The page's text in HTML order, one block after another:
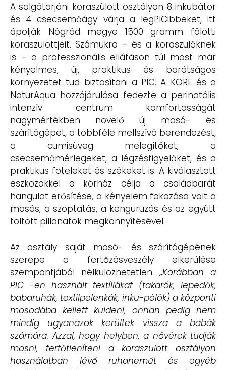
A salgótarjáni koraszülött osztályon 8 inkubátor
és 4 csecsemőágy várja a legPICibbeket, itt
ápolják Nógrád megye 1500 gramm fölötti
koraszülöttjeit. Számukra – és a koraszülőknek
is – a professzionális ellátáson túl most már
kényelmes, új, praktikus és barátságos
környezetet tud biztosítani a PIC. A KORE és a
NaturAqua hozzájárulása fedezte a perinatális
intenzív centrum komfortosságát
nagymértékben növelő új mosó- és
szárítógépet, a többféle mellszívó berendezést,
a cumisüveg melegítőket, a
csecsemőmérlegeket, a légzésfigyelőket, és a
praktikus foteleket és székeket is. A kiválasztott
eszközökkel a kórház célja a családbarát
hangulat erősítése, a kényelem fokozása volt a
mosás, a szoptatás, a kenguruzás és az együtt
töltött pillanatok megkönnyítésével.
Az osztály saját mosó- és szárítógépének
szerepe a fertőzésveszély elkerülése
szempontjából nélkülözhetetlen.„Korábban a
PIC -en használt textíliákat (takarók, lepedők,
babaruhák, textilpelenkák, inku-pólók) a központi
mosodába kellett küldeni, onnan pedig nem
mindig ugyanazok kerültek vissza a babák
számára. Azzal, hogy helyben, a nővérek tudják
mosni, fertőtleníteni a koraszülött osztályon
használatban lévő ruhaneműt és egyéb